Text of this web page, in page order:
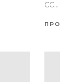
СС...